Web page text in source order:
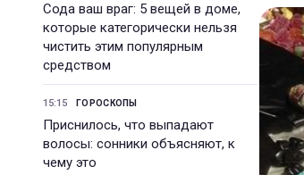
Сода ваш враг: 5 вещей в доме,
которые категорически нельзя
чистить этим популярным
средством
15:15 ГОРОСКОПЫ
Приснилось, что выпадают
волосы: сонники объясняют, к
чему это